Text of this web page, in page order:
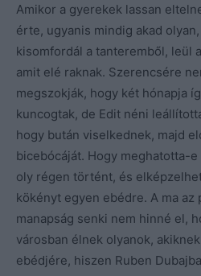
Amikor a gyerekek lassan
érte, ugyanis mindig akad
kisomfordál a tanteremből, leül
amit elé raknak. Szerencsére
megszokják, hogy két hónapja
kuncogtak, de Edit néni
hogy bután viselkednek, majd
bicebócáját. Hogy meghatotta-
oly régen történt, és
kökényt egyen ebédre. A ma az
manapság senki nem hinné el,
városban élnek olyanok,
ebédjére, hiszen Ruben